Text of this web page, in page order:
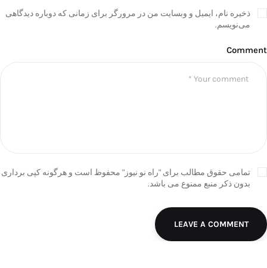
ذخیره نام، ایمیل و وبسایت من در مرورگر برای زمانی که دوباره دیدگاهی
می‌نویسم.
Comment
تمامی حقوق مطالب برای "راه نو نیوز" محفوظ است و هرگونه کپی برداری
بدون ذکر منبع ممنوع می باشد.
LEAVE A COMMENT